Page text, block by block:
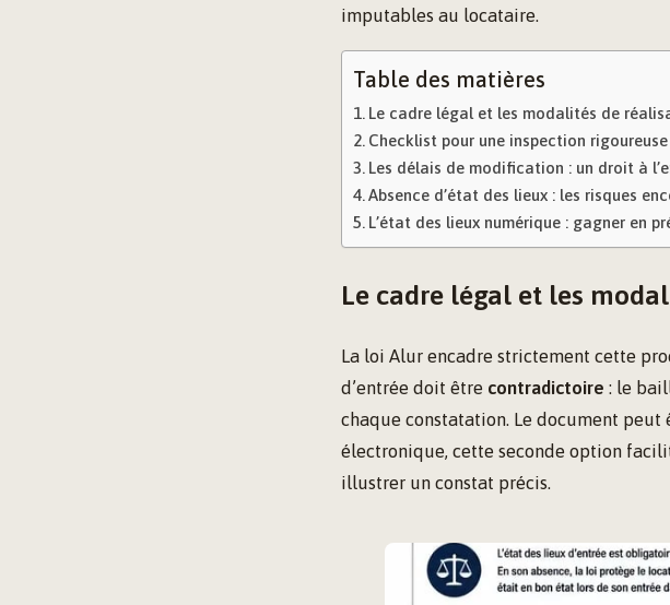
imputables au locataire.
Table des matières
Le cadre légal et les modalités de
Checklist pour une inspection rigoureuse
Les délais de modification : un droit à
Absence d’état des lieux : les risques
L’état des lieux numérique : gagner en
Le cadre légal et les
La loi Alur encadre strictement cette
d’entrée doit être contradictoire : le
chaque constatation. Le document
électronique, cette seconde option
illustrer un constat précis.